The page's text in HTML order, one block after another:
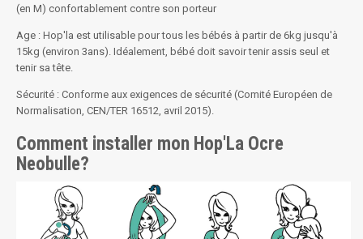
(en M) confortablement contre son porteur
Age : Hop'la est utilisable pour tous les bébés à partir de 6kg jusqu'à
15kg (environ 3ans). Idéalement, bébé doit savoir tenir assis seul et
tenir sa tête.
Sécurité : Conforme aux exigences de sécurité (Comité Européen de
Normalisation, CEN/TER 16512, avril 2015).
Comment installer mon Hop'La Ocre
Neobulle?